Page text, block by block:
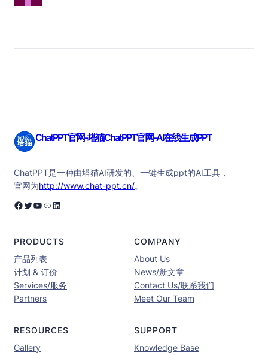
ChatPPT官网-塔猫ChatPPT官网-AI在线生成PPT
ChatPPT是一种由塔猫AI研发的、一键生成ppt的AI工具，
官网为http://www.chat-ppt.cn/。
Facebook Twitter YouTube 链接 LinkedIn
PRODUCTS
产品列表
计划 & 订价
Services/服务
Partners
COMPANY
About Us
News/新文章
Contact Us/联系我们
Meet Our Team
RESOURCES
Gallery
SUPPORT
Knowledge Base